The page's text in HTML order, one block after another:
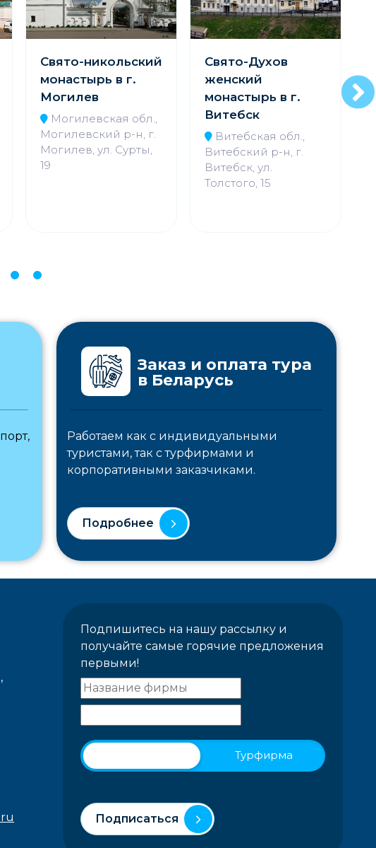
Свято-никольский
монастырь в г.
Могилев
Могилевская обл.,
Могилевский р-н, г.
Могилев, ул. Сурты,
19
Свято-Духов
женский
монастырь в г.
Витебск
Витебская обл.,
Витебский р-н, г.
Витебск, ул.
Толстого, 15
Заказ и оплата тура
в Беларусь
Работаем как с индивидуальными
туристами, так с турфирмами и
корпоративными заказчиками.
Подробнее
Подпишитесь на нашу рассылку и
получайте самые горячие предложения
первыми!
Турфирма
Подписаться